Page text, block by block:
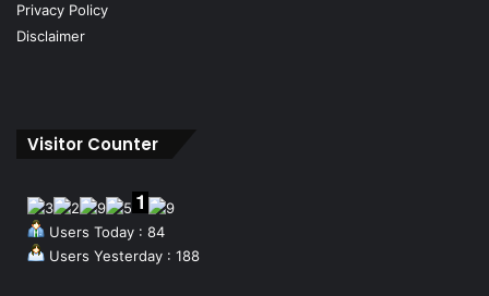
Privacy Policy
Disclaimer
Visitor Counter
Users Today : 84
Users Yesterday : 188